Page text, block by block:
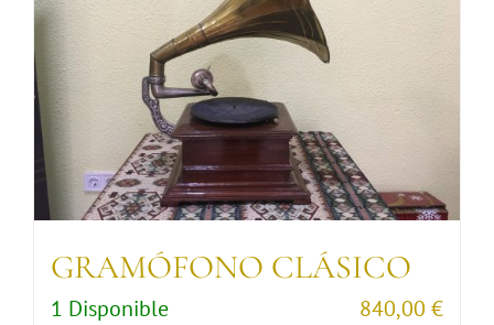
GRAMÓFONO CLÁSICO
1 Disponible 840,00 €